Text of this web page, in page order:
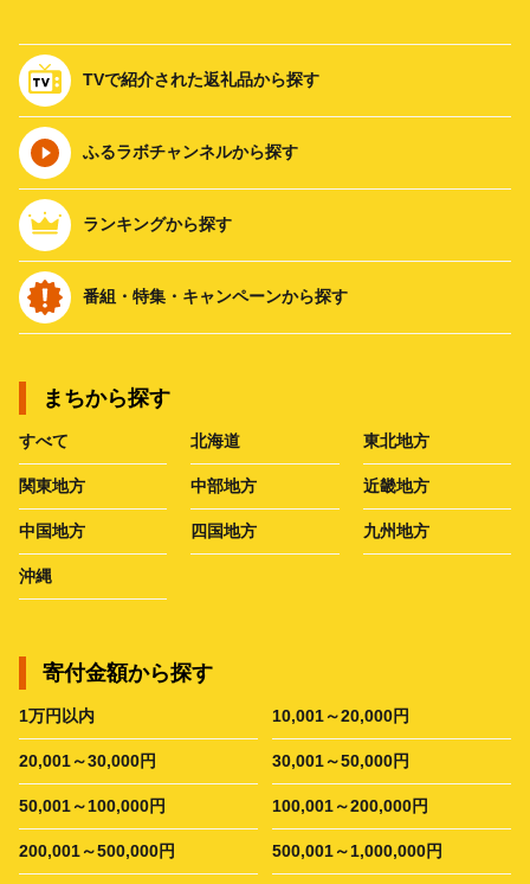
TVで紹介された返礼品から探す
ふるラボチャンネルから探す
ランキングから探す
番組・特集・キャンペーンから探す
まちから探す
すべて 北海道 東北地方
関東地方 中部地方 近畿地方
中国地方 四国地方 九州地方
沖縄
寄付金額から探す
1万円以内 10,001～20,000円
20,001～30,000円 30,001～50,000円
50,001～100,000円 100,001～200,000円
200,001～500,000円 500,001～1,000,000円